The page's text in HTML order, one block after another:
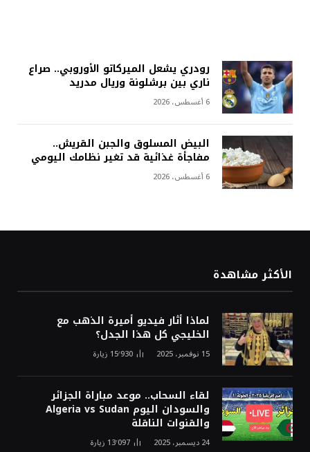
رودري يشعل الميركاتو الأوروبي.. صراع
ناري بين برشلونة وريال مدريد
6 أغسطس، 2026
البيض المسلوق والجبن القريش..
مفاجأة غذائية قد تغير نظامك اليومي
6 أغسطس، 2026
الأكثر مشاهدة
لماذا أثار فيديو أميرة الذهب مع
الخليجي كل هذا الجدل؟
15 نوفمبر، 2025 15٬930 زيارة
لقاء السحاب.. موعد مباراة الجزائر
والسودان اليوم Algeria vs Sudan
والقنوات الناقلة
24 ديسمبر، 2025 13٬097 زيارة